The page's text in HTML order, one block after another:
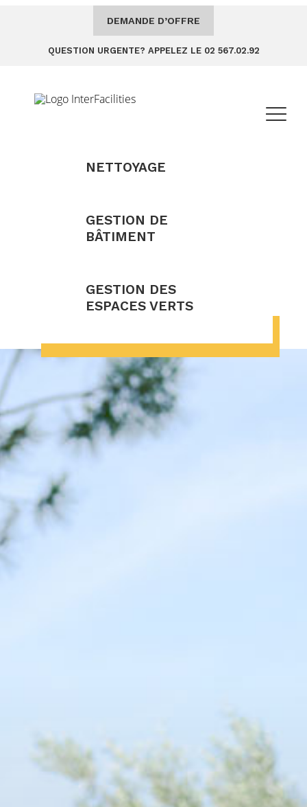
QUESTION URGENTE? APPELEZ LE 02 567.02.92
DEMANDE D’OFFRE
NETTOYAGE
GESTION DE
BÂTIMENT
GESTION DES
ESPACES VERTS